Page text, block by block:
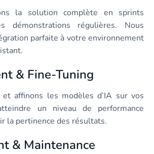
la solution complète en sprints
démonstrations régulières. Nous
parfaite à votre environnement
& Fine-Tuning
et affinons les modèles d’IA sur vos
un niveau de performance
la pertinence des résultats.
& Maintenance